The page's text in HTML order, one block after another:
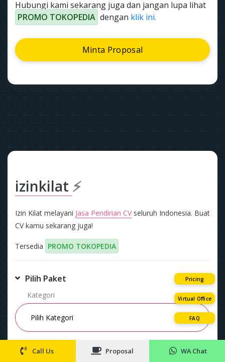
Hubungi kami sekarang juga dan jangan lupa lihat
PROMO TOKOPEDIA dengan klik ini.
Minta Proposal
izinkilat ⚡
Izin Kilat melayani Jasa Pendirian CV seluruh Indonesia. Buat
CV kamu sekarang juga!
Tersedia PROMO TOKOPEDIA
Pilih Paket
Kategori
Paket
Pricing
Virtual Office
FAQ
Call Us Proposal WA Chat